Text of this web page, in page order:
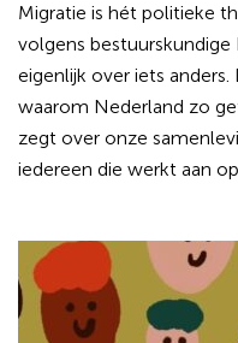
Migratie is hét politieke
volgens
eigenlijk over iets
waarom Nederland zo
zegt over onze
iedereen die werkt aan